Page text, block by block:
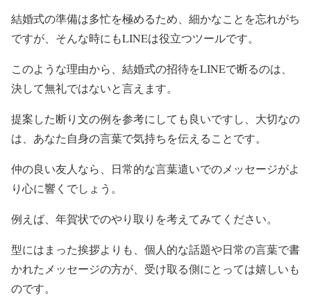
結婚式の準備は多忙を極めるため、細かなことを忘れがち
ですが、そんな時にもLINEは役立つツールです。
このような理由から、結婚式の招待をLINEで断るのは、
決して無礼ではないと言えます。
提案した断り文の例を参考にしても良いですし、大切なの
は、あなた自身の言葉で気持ちを伝えることです。
仲の良い友人なら、日常的な言葉遣いでのメッセージがよ
り心に響くでしょう。
例えば、年賀状でのやり取りを考えてみてください。
型にはまった挨拶よりも、個人的な話題や日常の言葉で書
かれたメッセージの方が、受け取る側にとっては嬉しいも
のです。